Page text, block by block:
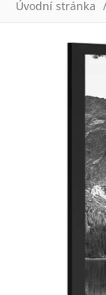
Úvodní stránka